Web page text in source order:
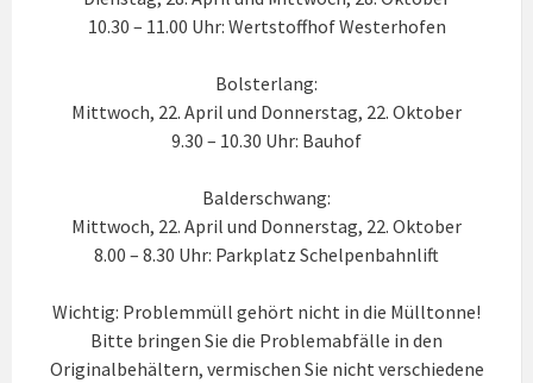
10.30 – 11.00 Uhr: Wertstoffhof Westerhofen
Bolsterlang:
Mittwoch, 22. April und Donnerstag, 22. Oktober
9.30 – 10.30 Uhr: Bauhof
Balderschwang:
Mittwoch, 22. April und Donnerstag, 22. Oktober
8.00 – 8.30 Uhr: Parkplatz Schelpenbahnlift
Wichtig: Problemmüll gehört nicht in die Mülltonne!
Bitte bringen Sie die Problemabfälle in den
Originalbehältern, vermischen Sie nicht verschiedene